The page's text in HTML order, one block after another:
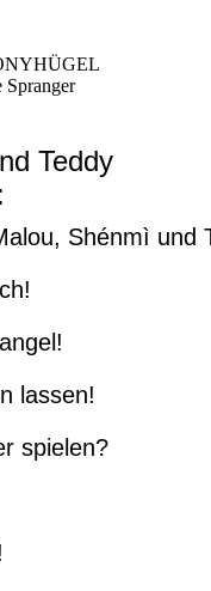
Teddy
Shénmì und
lassen!
spielen?